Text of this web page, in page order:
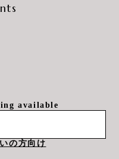
available
の方向け